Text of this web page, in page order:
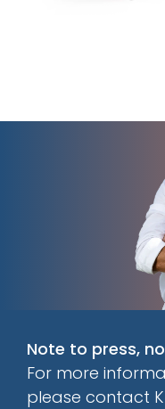
Note to press,
For more
please contact